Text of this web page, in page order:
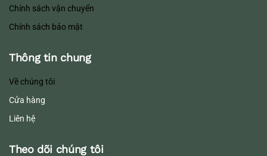
Chính sách vận chuyển
Chính sách bảo mật
Thông tin chung
Về chúng tôi
Cửa hàng
Liên hệ
Theo dõi chúng tôi